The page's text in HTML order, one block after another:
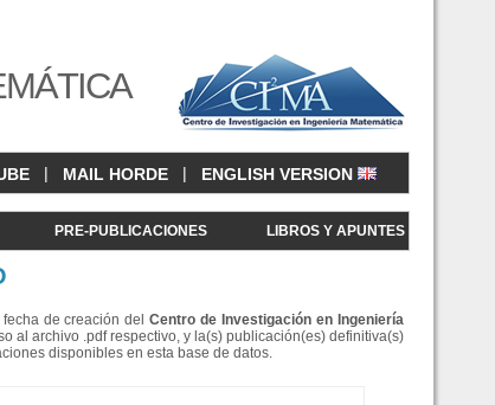
| MAIL HORDE | ENGLISH VERSION
PRE-PUBLICACIONES LIBROS Y APUNTES
fecha de creación delCentro de Investigación en Ingeniería
al archivo .pdf respectivo, y la(s) publicación(es) definitiva(s)
disponibles en esta base de datos.